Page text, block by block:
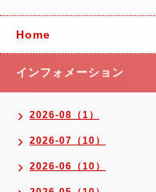
Home
インフォメーション
2026-08（1）
2026-07（10）
2026-06（10）